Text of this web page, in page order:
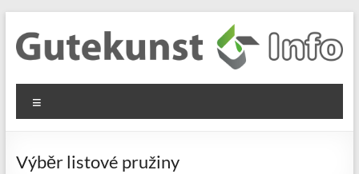
content
Gutekunst
Formfedern
GmbH
Informationen
Flachmaterial
Výběr listové pružiny